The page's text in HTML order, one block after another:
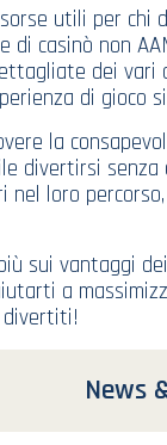
utili per chi
di casinò non
dei
di gioco
la
divertirsi
loro
sui vantaggi
a
divertiti!
News